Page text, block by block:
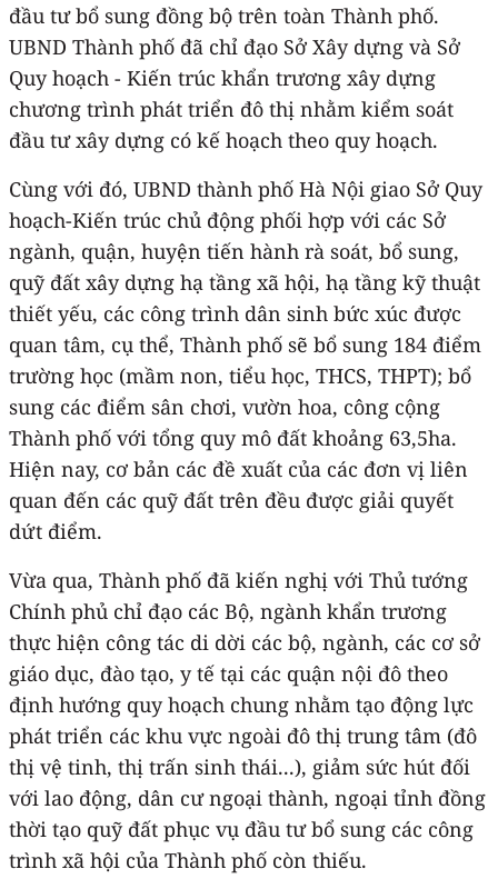
đầu tư bổ sung đồng bộ trên toàn Thành phố.
UBND Thành phố đã chỉ đạo Sở Xây dựng và Sở
Quy hoạch - Kiến trúc khẩn trương xây dựng
chương trình phát triển đô thị nhằm kiểm soát
đầu tư xây dựng có kế hoạch theo quy hoạch.
Cùng với đó, UBND thành phố Hà Nội giao Sở Quy
hoạch-Kiến trúc chủ động phối hợp với các Sở
ngành, quận, huyện tiến hành rà soát, bổ sung,
quỹ đất xây dựng hạ tầng xã hội, hạ tầng kỹ thuật
thiết yếu, các công trình dân sinh bức xúc được
quan tâm, cụ thể, Thành phố sẽ bổ sung 184 điểm
trường học (mầm non, tiểu học, THCS, THPT); bổ
sung các điểm sân chơi, vườn hoa, công cộng
Thành phố với tổng quy mô đất khoảng 63,5ha.
Hiện nay, cơ bản các đề xuất của các đơn vị liên
quan đến các quỹ đất trên đều được giải quyết
dứt điểm.
Vừa qua, Thành phố đã kiến nghị với Thủ tướng
Chính phủ chỉ đạo các Bộ, ngành khẩn trương
thực hiện công tác di dời các bộ, ngành, các cơ sở
giáo dục, đào tạo, y tế tại các quận nội đô theo
định hướng quy hoạch chung nhằm tạo động lực
phát triển các khu vực ngoài đô thị trung tâm (đô
thị vệ tinh, thị trấn sinh thái...), giảm sức hút đối
với lao động, dân cư ngoại thành, ngoại tỉnh đồng
thời tạo quỹ đất phục vụ đầu tư bổ sung các công
trình xã hội của Thành phố còn thiếu.